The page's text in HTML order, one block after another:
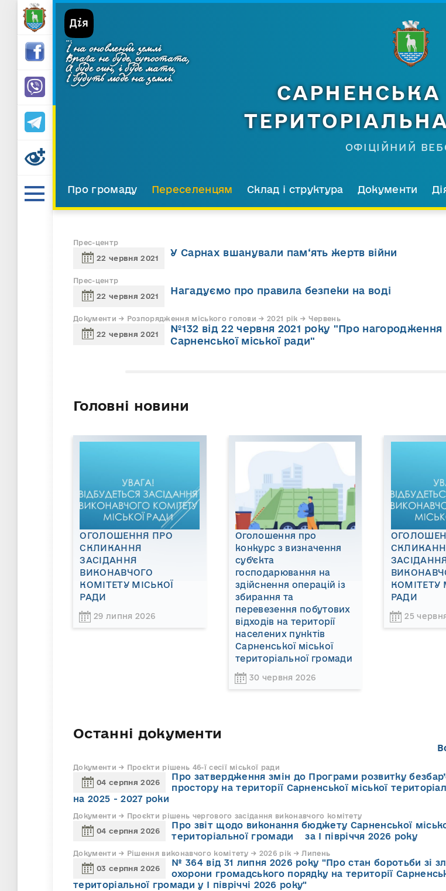
...
І на оновленій землі
Врага не буде, супостата,
А буде син, і буде мати,
І будуть люде на землі.
САРНЕНСЬКА
ОФІЦІЙНИЙ
Про громаду Переселенцям Склад і структура Документи
Прес-центр
22 червня 2021 У Сарнах вшанували пам‘ять жертв війни
Прес-центр
22 червня 2021 Нагадуємо про правила безпеки на воді
Документи → Розпорядження міського голови → 2021 рік → Червень
22 червня 2021
№132 від 22 червня 2021 року "Про
Сарненської міської ради"
Головні новини
ОГОЛОШЕННЯ ПРО
СКЛИКАННЯ
ЗАСІДАННЯ
ВИКОНАВЧОГО
КОМІТЕТУ МІСЬКОЇ
РАДИ
29 липня 2026
Оголошення про
конкурс з визначення
суб’єкта
господарювання на
здійснення операцій із
збирання та
перевезення побутових
відходів на території
населених пунктів
Сарненської міської
територіальної громади
30 червня 2026
КОМІТЕТУ
РАДИ
25
Останні документи
Документи → Проєкти рішень 46-ї сесії міської ради
04 серпня 2026
Про затвердження змін до Програми розвитку
простору на території Сарненської міської
на 2025 - 2027 роки
Документи → Проєкти рішень чергового засідання виконавчого комітету
04 серпня 2026
Про звіт щодо виконання бюджету Сарненської
територіальної громади за І півріччя 2026 року
Документи → Рішення виконавчого комітету → 2026 рік → Липень
03 серпня 2026
№ 364 від 31 липня 2026 року "Про стан боротьби зі
охорони громадського порядку на території
територіальної громади у І півріччі 2026 року"